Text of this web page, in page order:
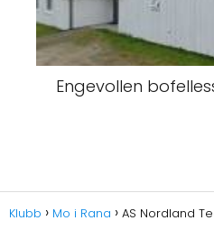
Engevollen
Klubb Mo i Rana AS Nordland